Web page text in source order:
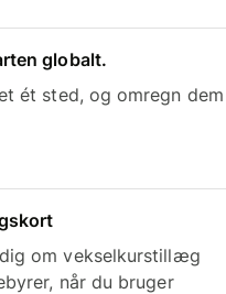
globalt.
ét sted, og omregn dem
om vekselkurstillæg
når du bruger